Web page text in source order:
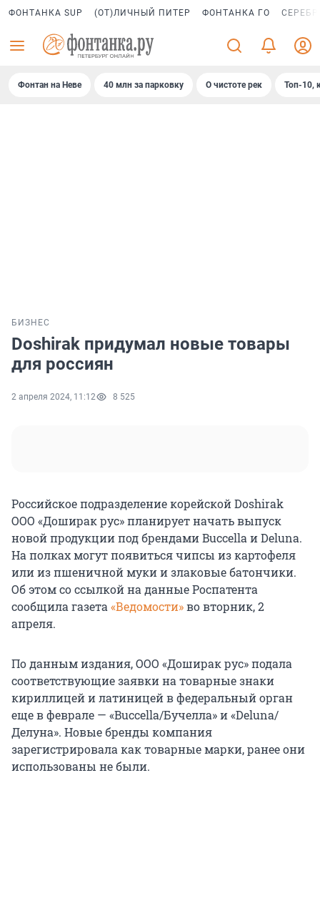
ФОНТАНКА SUP (ОТ)ЛИЧНЫЙ ПИТЕР ФОНТАНКА ГО
Фонтан на Неве 40 млн за парковку О чистоте рек Топ-10,
БИЗНЕС
Doshirak придумал новые товары
для россиян
2 апреля 2024, 11:12 8 525
Российское подразделение корейской Doshirak
ООО «Доширак рус» планирует начать выпуск
новой продукции под брендами Buccella и Deluna.
На полках могут появиться чипсы из картофеля
или из пшеничной муки и злаковые батончики.
Об этом со ссылкой на данные Роспатента
сообщила газета «Ведомости»во вторник, 2
апреля.
По данным издания, ООО «Доширак рус» подала
соответствующие заявки на товарные знаки
кириллицей и латиницей в федеральный орган
еще в феврале — «Buccella/Бучелла» и «Deluna/
Делуна». Новые бренды компания
зарегистрировала как товарные марки, ранее они
использованы не были.